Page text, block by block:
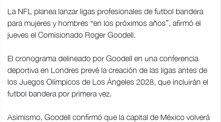
La NFL planea lanzar ligas profesionales de futbol bandera
para mujeres y hombres “en los próximos años”, afirmó el
jueves el Comisionado Roger Goodell.
El cronograma delineado por Goodell en una conferencia
deportiva en Londres prevé la creación de las ligas antes de
los Juegos Olímpicos de Los Ángeles 2028, que incluirán el
futbol bandera por primera vez.
Asimismo, Goodell confirmó que la capital de México volverá